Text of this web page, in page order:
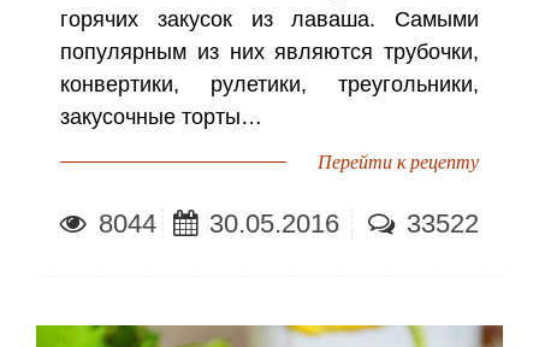
горячих закусок из лаваша. Самыми
популярным из них являются трубочки,
конвертики, рулетики, треугольники,
закусочные торты…
Перейти к рецепту
8044 30.05.2016 33522